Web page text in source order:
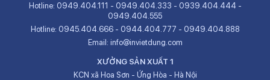
Hotline: 0949.404.111 - 0949.404.333 - 0939.404.444 -
0949.404.555
Hotline: 0945.404.666- 0944.404.777 - 0949.404.888
Email: info@invietdung.com
XƯỞNG SẢN XUẤT 1
KCN xã Hoa Sơn - Ứng Hòa - Hà Nội